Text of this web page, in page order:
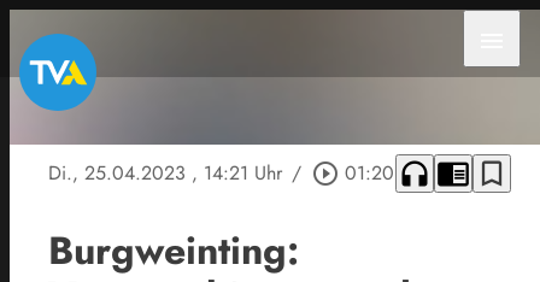
Di., 25.04.2023 , 14:21 Uhr / play_circle_outline 01:20 headphones chrome_reader_mode bookmark_border
Burgweinting: